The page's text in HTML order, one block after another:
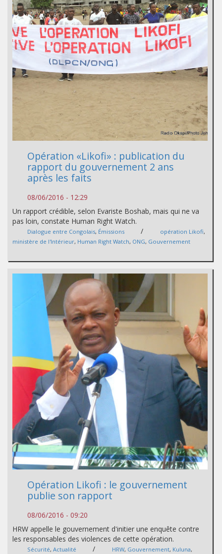
Opération «Likofi» : publication du
rapport du gouvernement 2 ans
après les faits
08/06/2016 - 12:29
Un rapport crédible, selon Evariste Boshab, mais qui ne va
pas loin, constate Human Right Watch.
Dialogue entre Congolais, Émissions / opération Likofi,
ministère de l'Intérieur, Human Right Watch, ONG, Gouvernement
Opération Likofi : le gouvernement
publie son rapport
08/06/2016 - 09:20
HRW appelle le gouvernement d'initier une enquête contre
les responsables des violences de cette opération.
Sécurité, Actualité / HRW, Gouvernement, Kuluna,